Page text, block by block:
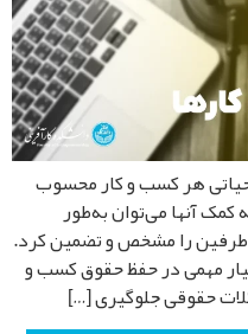
هر کسب و کار محسوب
می‌توان به‌طور
را مشخص و تضمین کرد.
در حفظ حقوق کسب و
حقوقی جلوگیری […]